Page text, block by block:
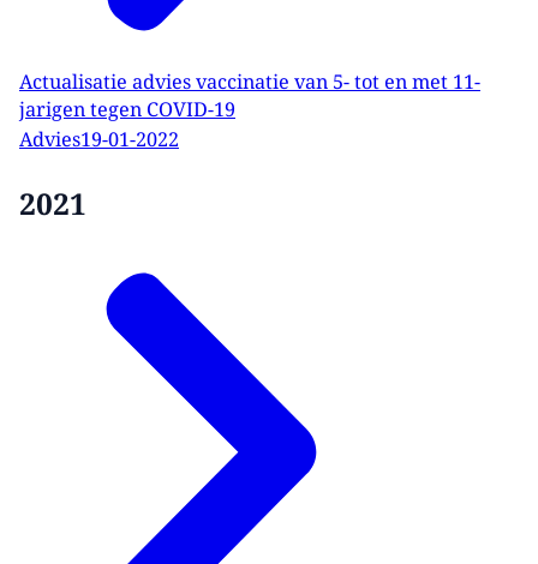
Actualisatie advies vaccinatie van 5- tot en met 11-
jarigen tegen COVID-19
Advies19-01-2022
2021